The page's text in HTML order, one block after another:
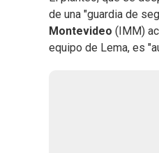
de una "guardia de
Montevideo (IMM)
equipo de Lema, es